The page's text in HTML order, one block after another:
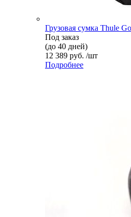
Грузовая сумка Thule
Под заказ
(до 40 дней)
12 389 руб. /шт
Подробнее